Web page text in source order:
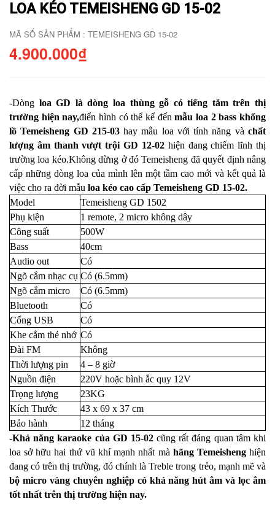
LOA KÉO TEMEISHENG GD 15-02
MÃ SỐ SẢN PHẨM : TEMEISHENG GD 15-02
4.900.000₫
-Dòng loa GD là dòng loa thùng gỗ có tiếng tăm trên thị
trường hiện nay,điển hình có thể kể đếnmẫu loa 2 bass khổng
lồ Temeisheng GD 215-03hay mẫu loa với tính năng và chất
lượng âm thanh vượt trội GD 12-02 hiện đang chiếm lĩnh thị
trường loa kéo.Không dừng ở đó Temeisheng đã quyết định nâng
cấp những dòng loa của mình lên một tầm cao mới và kết quả là
việc cho ra đời mẫu loa kéo cao cấp Temeisheng GD 15-02.
Model
Temeisheng GD 1502
Phụ kiện
1 remote, 2 micro không dây
Công suất
500W
Bass
40cm
Audio out
Có
Ngõ cắm nhạc cụ Có (6.5mm)
Ngõ cắm micro
Có (6.5mm)
Bluetooth
Có
Cổng USB
Có
Khe cắm thẻ nhớ Có
Đài FM
Không
Thời lượng pin
4 – 8 giờ
Nguồn điện
220V hoặc bình ắc quy 12V
Trọng lượng
23KG
Kích Thước
43 x 69 x 37 cm
Bảo hành
12 tháng
-Khả năng karaoke của GD 15-02cũng rất đáng quan tâm khi
loa sở hữu hai thứ vũ khí mạnh nhất mà hãng Temeishenghiện
đang có trên thị trường, đó chính là Treble trong trẻo, mạnh mẽ và
bộ micro vàng chuyên nghiệp có khả năng hút âm và lọc âm
tốt nhất trên thị trường hiện nay.